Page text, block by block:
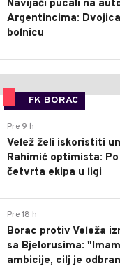
Navijači pucali na
Argentincima:
bolnicu
FK BORAC
Pre 9 h
Velež želi iskoristiti
Rahimić optimista:
četvrta ekipa u ligi
Pre 18 h
Borac protiv Veleža
sa Bjelorusima:
ambicije, cilj je